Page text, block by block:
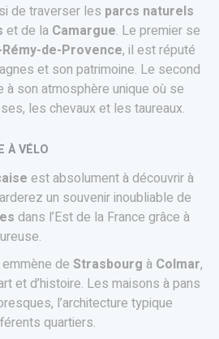
de traverser les parcs naturels
et de la Camargue. Le premier se
de-Provence, il est réputé
et son patrimoine. Le second
son atmosphère unique où se
les chevaux et les taureaux.
À VÉLO
est absolument à découvrir à
un souvenir inoubliable de
dans l’Est de la France grâce à
de Strasbourg à Colmar,
et d’histoire. Les maisons à pans
l’architecture typique
quartiers.